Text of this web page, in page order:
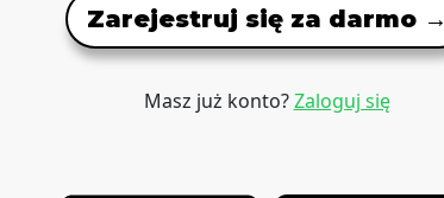
Zarejestruj się za darmo →
Masz już konto?Zaloguj się